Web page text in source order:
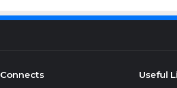
Useful